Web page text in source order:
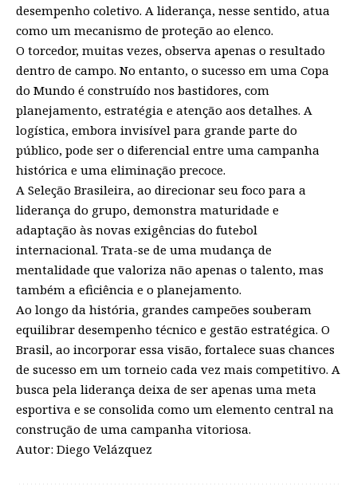
desempenho coletivo. A liderança, nesse sentido, atua
como um mecanismo de proteção ao elenco.
O torcedor, muitas vezes, observa apenas o resultado
dentro de campo. No entanto, o sucesso em uma Copa
do Mundo é construído nos bastidores, com
planejamento, estratégia e atenção aos detalhes. A
logística, embora invisível para grande parte do
público, pode ser o diferencial entre uma campanha
histórica e uma eliminação precoce.
A Seleção Brasileira, ao direcionar seu foco para a
liderança do grupo, demonstra maturidade e
adaptação às novas exigências do futebol
internacional. Trata-se de uma mudança de
mentalidade que valoriza não apenas o talento, mas
também a eficiência e o planejamento.
Ao longo da história, grandes campeões souberam
equilibrar desempenho técnico e gestão estratégica. O
Brasil, ao incorporar essa visão, fortalece suas chances
de sucesso em um torneio cada vez mais competitivo. A
busca pela liderança deixa de ser apenas uma meta
esportiva e se consolida como um elemento central na
construção de uma campanha vitoriosa.
Autor: Diego Velázquez